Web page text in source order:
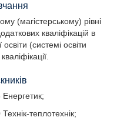
(магістерському) рівні
кваліфікацій в
(системі освіти
теплотехнік;